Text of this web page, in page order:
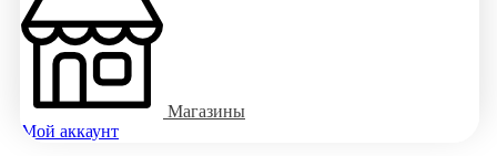
Магазины
Мой аккаунт